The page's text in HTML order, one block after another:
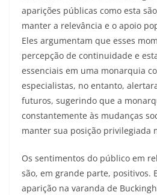
aparições públicas como esta
manter a relevância e o apoio
Eles argumentam que esses
percepção de continuidade e
essenciais em uma monarquia
especialistas, no entanto,
futuros, sugerindo que a
constantemente às mudanças
manter sua posição privilegiada
Os sentimentos do público em
são, em grande parte, positivos.
aparição na varanda de